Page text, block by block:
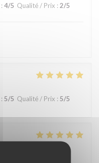
:4/5 Qualité / Prix : 2/5
: 5/5 Qualité / Prix : 5/5